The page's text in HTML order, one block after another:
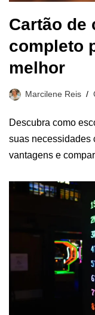
Cartão de
completo
melhor
Marcilene Reis
Descubra como
suas necessidades
vantagens e